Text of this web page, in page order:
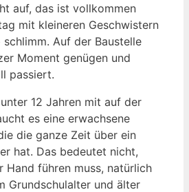
auf, das ist vollkommen
mit kleineren Geschwistern
Auf der Baustelle
Moment genügen und
passiert.
12 Jahren mit auf der
es eine erwachsene
die ganze Zeit über ein
hat. Das bedeutet nicht,
Hand führen muss, natürlich
Grundschulalter und älter